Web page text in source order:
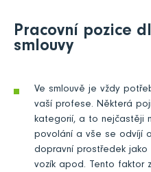
Pracovní pozice
smlouvy
Ve smlouvě je vždy
vaší profese. Některá
kategorií, a to nejčastěji
povolání a vše se odvíjí
dopravní prostředek jako
vozík apod. Tento faktor